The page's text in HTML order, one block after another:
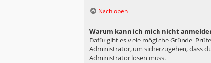
Nach oben
Warum kann ich mich nicht
Dafür gibt es viele mögliche Gründe.
Administrator, um sicherzugehen, dass
Administrator lösen muss.